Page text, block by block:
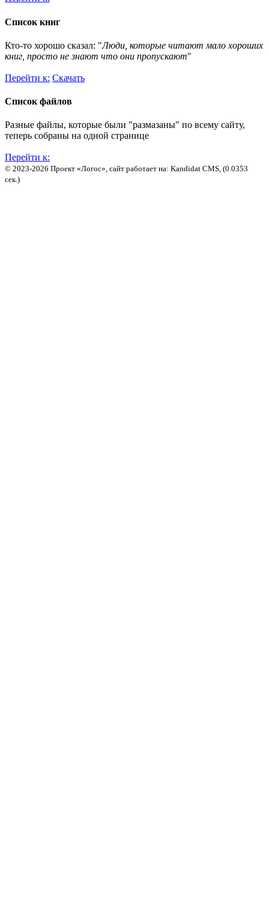
Список книг
Кто-то хорошо сказал: "Люди, которые читают мало хороших
книг, просто не знают что они пропускают"
Перейти к: Скачать
Список файлов
Разные файлы, которые были "размазаны" по всему сайту,
теперь собраны на одной странице
Перейти к:
© 2023-2026 Проект «Логос», сайт работает на: Kandidat CMS, (0.0353
сек.)